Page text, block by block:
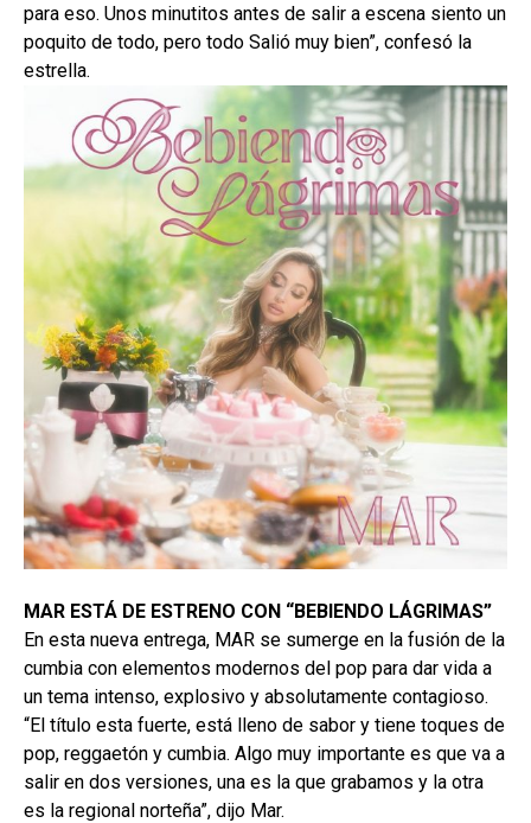
para eso. Unos minutitos antes de salir a escena siento un
poquito de todo, pero todo Salió muy bien”, confesó la
estrella.
MAR ESTÁ DE ESTRENO CON “BEBIENDO LÁGRIMAS”
En esta nueva entrega, MAR se sumerge en la fusión de la
cumbia con elementos modernos del pop para dar vida a
un tema intenso, explosivo y absolutamente contagioso.
“El título esta fuerte, está lleno de sabor y tiene toques de
pop, reggaetón y cumbia. Algo muy importante es que va a
salir en dos versiones, una es la que grabamos y la otra
es la regional norteña”, dijo Mar.